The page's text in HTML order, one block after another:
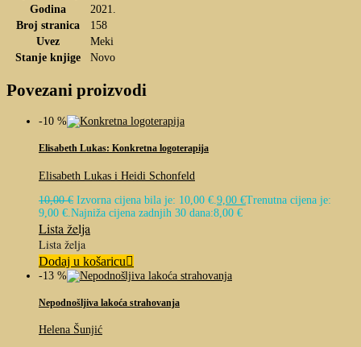
Godina
2021.
Broj stranica
158
Uvez
Meki
Stanje knjige
Novo
Povezani proizvodi
-10 %
Elisabeth Lukas: Konkretna logoterapija
Elisabeth Lukas i Heidi Schonfeld
10,00€ Izvorna cijena bila je: 10,00 €. 9,00 €Trenutna cijena je:
9,00 €. Najniža cijena zadnjih 30 dana:8,00 €
Lista želja
Lista želja
Dodaj u košaricu
-13 %
Nepodnošljiva lakoća strahovanja
Helena Šunjić